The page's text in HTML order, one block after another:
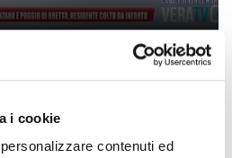
i cookie
contenuti ed
tra Vallesenzana e